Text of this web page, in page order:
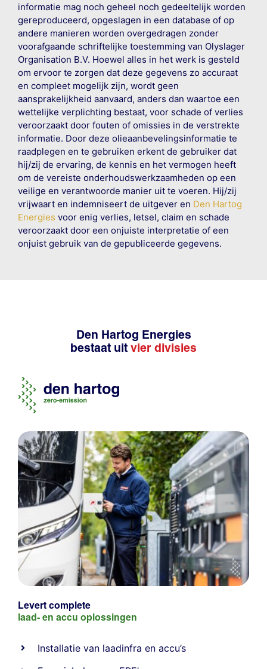
informatie mag noch geheel noch gedeeltelijk worden
gereproduceerd, opgeslagen in een database of op
andere manieren worden overgedragen zonder
voorafgaande schriftelijke toestemming van Olyslager
Organisation B.V. Hoewel alles in het werk is gesteld
om ervoor te zorgen dat deze gegevens zo accuraat
en compleet mogelijk zijn, wordt geen
aansprakelijkheid aanvaard, anders dan waartoe een
wettelijke verplichting bestaat, voor schade of verlies
veroorzaakt door fouten of omissies in de verstrekte
informatie. Door deze olieaanbevelingsinformatie te
raadplegen en te gebruiken erkent de gebruiker dat
hij/zij de ervaring, de kennis en het vermogen heeft
om de vereiste onderhoudswerkzaamheden op een
veilige en verantwoorde manier uit te voeren. Hij/zij
vrijwaart en indemniseert de uitgever en Den Hartog
Energies voor enig verlies, letsel, claim en schade
veroorzaakt door een onjuiste interpretatie of een
onjuist gebruik van de gepubliceerde gegevens.
Den Hartog Energies
bestaat uit vier divisies
Levert complete
laad- en accu oplossingen
Installatie van laadinfra en accu’s